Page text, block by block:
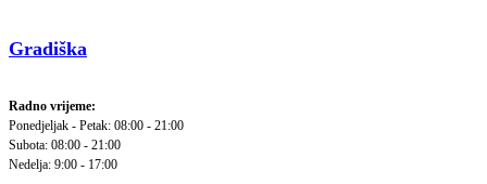
Gradiška
Radno vrijeme:
Ponedjeljak - Petak: 08:00 - 21:00
Subota: 08:00 - 21:00
Nedelja: 9:00 - 17:00